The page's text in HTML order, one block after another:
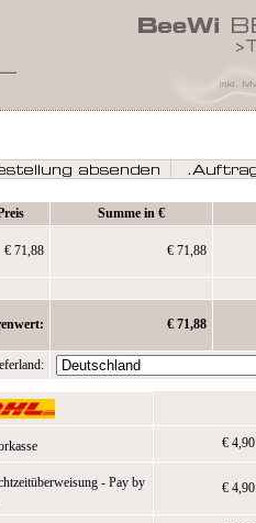
Summe in €
€ 71,88 € 71,88
€ 71,88
€ 4,90
- Pay by
€ 4,90